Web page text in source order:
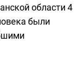
области 4
были